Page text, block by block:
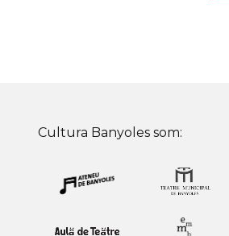
Cultura Banyoles som: